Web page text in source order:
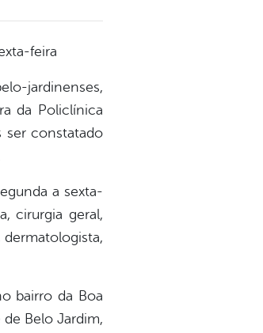
feira
jardinenses,
da Policlínica
ser constatado
a sexta-
cirurgia geral,
bairro da Boa
Belo Jardim,